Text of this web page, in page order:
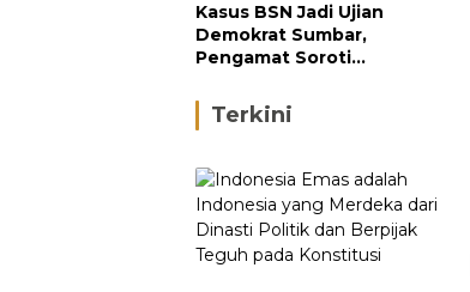
Kasus BSN Jadi Ujian
Demokrat Sumbar,
Pengamat Soroti
Kader Bermasalah
Terkini